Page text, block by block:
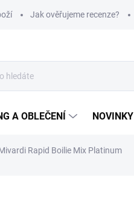
Jak ověřujeme recenze?
A OBLEČENÍ NOVINKY
Rapid Boilie Mix Platinum